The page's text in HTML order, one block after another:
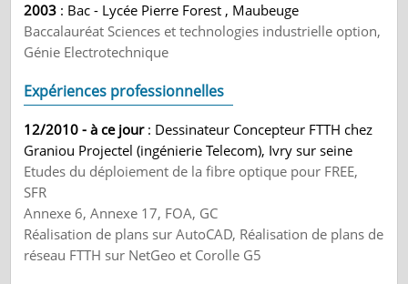
2003 : Bac - Lycée Pierre Forest , Maubeuge
Baccalauréat Sciences et technologies industrielle option,
Génie Electrotechnique
Expériences professionnelles
12/2010 - à ce jour: Dessinateur Concepteur FTTH chez
Graniou Projectel (ingénierie Telecom), Ivry sur seine
Etudes du déploiement de la fibre optique pour FREE,
SFR
Annexe 6, Annexe 17, FOA, GC
Réalisation de plans sur AutoCAD, Réalisation de plans de
réseau FTTH sur NetGeo et Corolle G5